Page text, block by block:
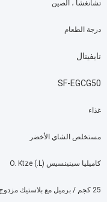
تشانغشا ، الصين
درجة الطعام
تايفيتال
SF-EGCG50
غذاء
مستخلص الشاي الأخضر
كاميليا سينينسيس (L.) O. Ktze
25 كجم / برميل مع بلاستيك مزدوج من الداخل